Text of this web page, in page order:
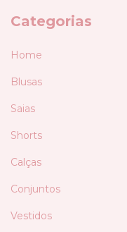
Categorias
Home
Blusas
Saias
Shorts
Calças
Conjuntos
Vestidos